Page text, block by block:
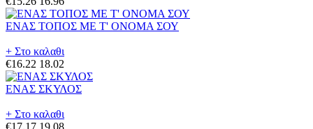
ΕΝΑΣ ΤΟΠΟΣ ΜΕ Τ' ΟΝΟΜΑ ΣΟΥ
+ Στο καλαθι
€16.22 18.02
ΕΝΑΣ ΣΚΥΛΟΣ
+ Στο καλαθι